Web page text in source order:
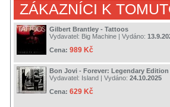
ZÁKAZNÍCI K
Gilbert Brantley - Tattoos
Vydavatel: Big Machine | Vydáno:
Cena: 989 Kč
Bon Jovi - Forever: Legendary Edition
Vydavatel: Island | Vydáno: 24.10.2025
Cena: 629 Kč